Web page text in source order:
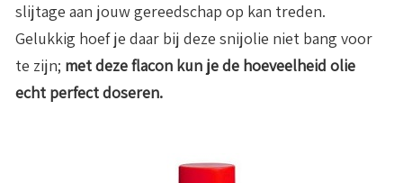
slijtage aan jouw gereedschap op kan treden.
Gelukkig hoef je daar bij deze snijolie niet bang voor
te zijn; met deze flacon kun je de hoeveelheid olie
echt perfect doseren.